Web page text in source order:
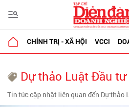
CHÍNH TRỊ - XÃ HỘI VCCI
Dự thảo Luật Đầu
Tin tức cập nhật liên quan đến Dự thảo